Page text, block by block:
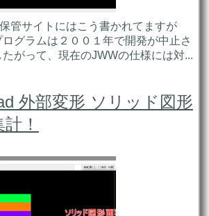
管サイトにはこう書かれてますが
ログラムは２００１年で開発が中止さ
がって、現在のJWWの仕様には対...
外部変形 ソリッド図形
！